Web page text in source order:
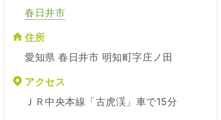
春日井市
住所
愛知県 春日井市 明知町字庄ノ田
アクセス
ＪＲ中央本線「古虎渓」車で15分